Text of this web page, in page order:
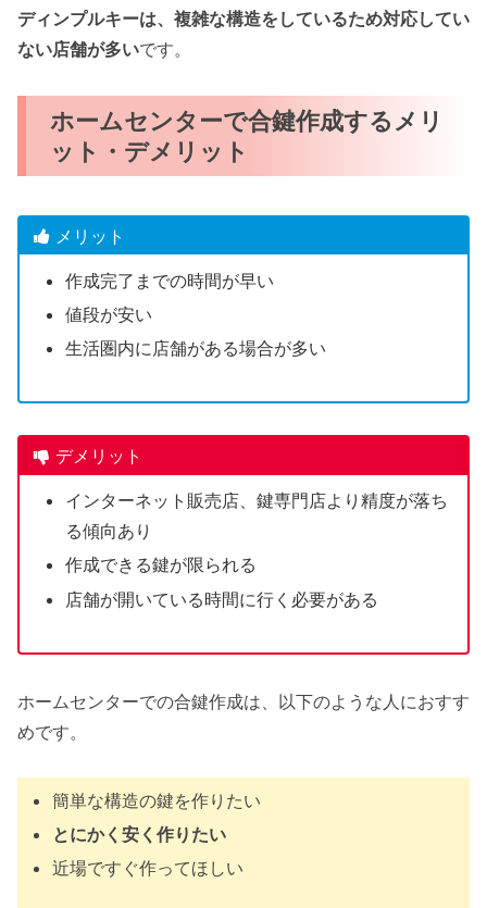
ディンプルキーは、複雑な構造をしているため対応してい
ない店舗が多いです。
ホームセンターで合鍵作成するメリ
ット・デメリット
メリット
作成完了までの時間が早い
値段が安い
生活圏内に店舗がある場合が多い
デメリット
インターネット販売店、鍵専門店より精度が落ち
る傾向あり
作成できる鍵が限られる
店舗が開いている時間に行く必要がある
ホームセンターでの合鍵作成は、以下のような人におすす
めです。
簡単な構造の鍵を作りたい
とにかく安く作りたい
近場ですぐ作ってほしい